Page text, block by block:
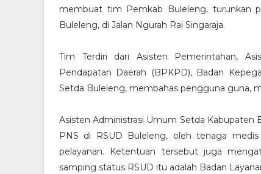
membuat tim Pemkab Buleleng, turunkan
Buleleng, di Jalan Ngurah Rai Singaraja.
Tim Terdiri dari Asisten Pemerintahan,
Pendapatan Daerah (BPKPD), Badan
Setda Buleleng, membahas pengguna guna,
Asisten Administrasi Umum Setda Kabupaten
PNS di RSUD Buleleng, oleh tenaga
pelayanan. Ketentuan tersebut juga
samping status RSUD itu adalah Badan